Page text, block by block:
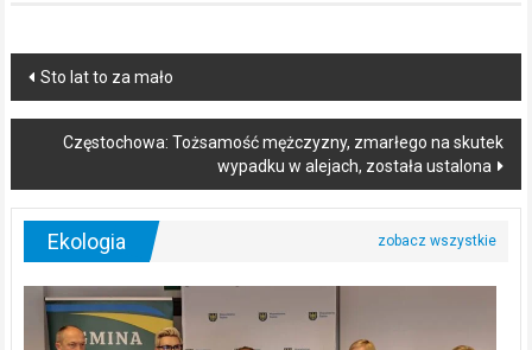
Post
navigation
Sto lat to za mało
Częstochowa: Tożsamość mężczyzny, zmarłego na skutek
wypadku w alejach, została ustalona
Ekologia